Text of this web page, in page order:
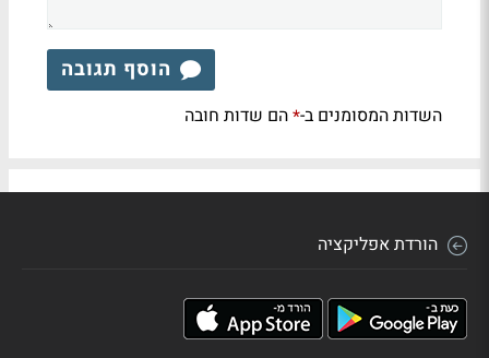
הוסף תגובה
השדות המסומנים ב-*הם שדות חובה
הורדת אפליקציה